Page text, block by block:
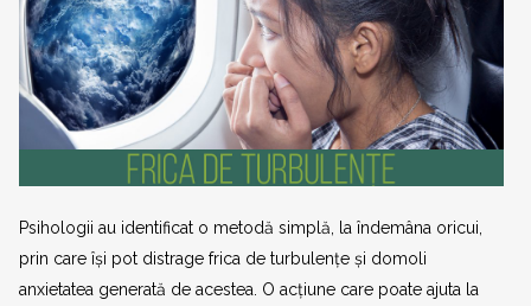
Psihologii au identificat o metodă simplă, la îndemâna oricui,
prin care își pot distrage frica de turbulențe și domoli
anxietatea generată de acestea. O acțiune care poate ajuta la